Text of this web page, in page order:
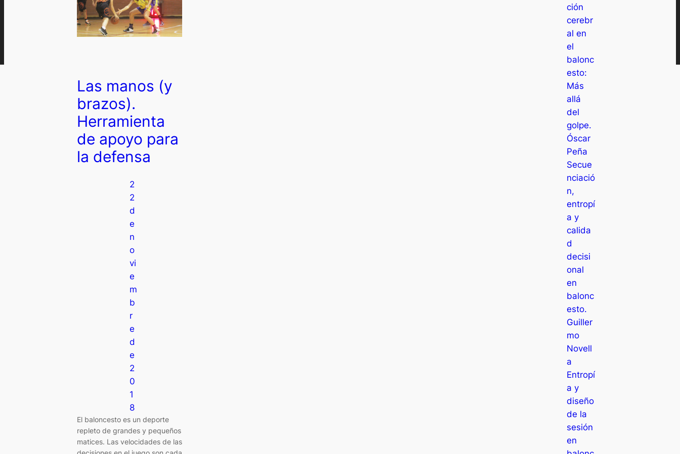
Las manos (y
brazos).
Herramienta
de apoyo para
la defensa
2
2
d
e
n
o
vi
e
m
b
r
e
d
e
2
0
1
8
El baloncesto es un deporte
repleto de grandes y pequeños
matices. Las velocidades de las
ción
cerebr
al en
el
balonc
esto:
Más
allá
del
golpe.
Óscar
Peña
Secue
nciació
n,
entropí
a y
calida
d
decisi
onal
en
balonc
esto.
Guiller
mo
Novell
a
Entropí
a y
diseño
de la
sesión
en